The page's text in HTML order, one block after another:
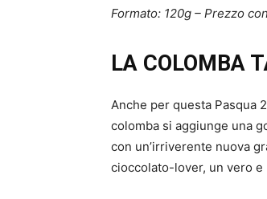
Formato: 120g – Prezzo
LA COLOMBA
Anche per questa Pasqua
colomba si aggiunge una
con un’irriverente nuova
cioccolato-lover, un vero